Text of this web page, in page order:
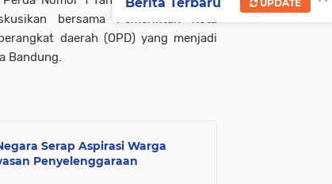
bersama Pemerintah Kota
daerah (OPD) yang menjadi
Bandung.
Serap Aspirasi Warga
Penyelenggaraan
Berita Terbaru UPDATE